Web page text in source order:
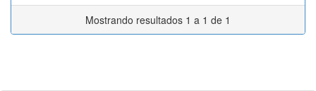
Mostrando resultados 1 a 1 de 1